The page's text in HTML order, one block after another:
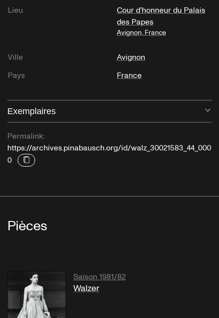
Lieu
Cour d'honneur du Palais
des Papes
Avignon, France
Ville
Avignon
Pays
France
Exemplaires
Permalink:
https://archives.pinabausch.org/id/walz_30021583_44_000
0
Pièces
Saison 1981/82
Walzer